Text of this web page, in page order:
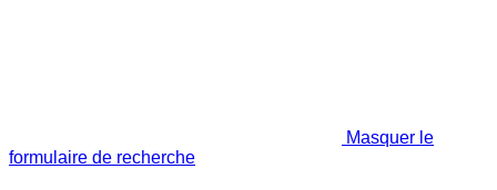
Masquer le
formulaire de recherche